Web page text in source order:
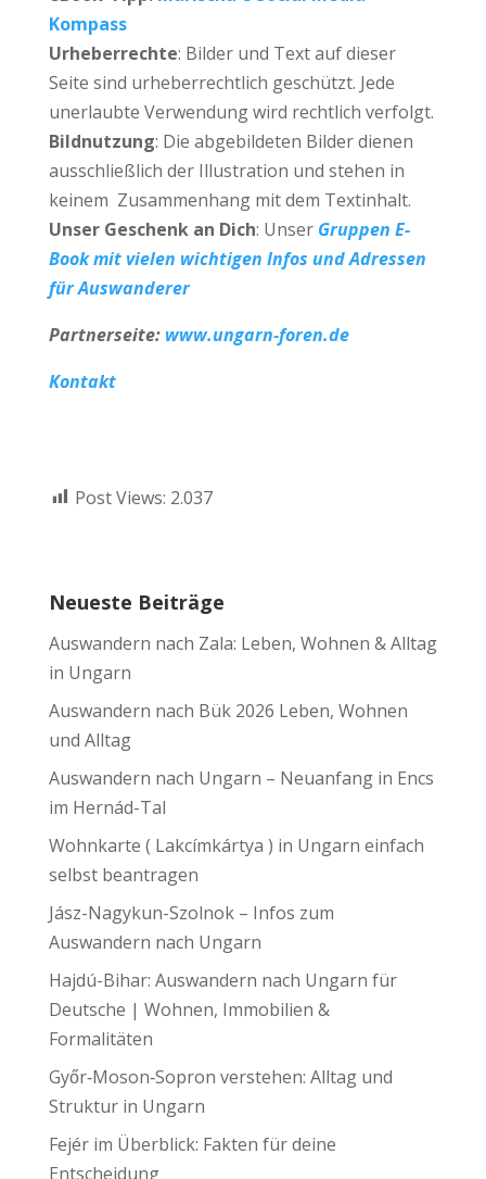
Kompass
Urheberrechte: Bilder und Text auf dieser
Seite sind urheberrechtlich geschützt. Jede
unerlaubte Verwendung wird rechtlich verfolgt.
Bildnutzung: Die abgebildeten Bilder dienen
ausschließlich der Illustration und stehen in
keinem Zusammenhang mit dem Textinhalt.
Unser Geschenk an Dich: Unser Gruppen E-
Book mit vielen wichtigen Infos und Adressen
für Auswanderer
Partnerseite: www.ungarn-foren.de
Kontakt
Post Views: 2.037
Neueste Beiträge
Auswandern nach Zala: Leben, Wohnen & Alltag
in Ungarn
Auswandern nach Bük 2026 Leben, Wohnen
und Alltag
Auswandern nach Ungarn – Neuanfang in Encs
im Hernád-Tal
Wohnkarte ( Lakcímkártya ) in Ungarn einfach
selbst beantragen
Jász-Nagykun-Szolnok – Infos zum
Auswandern nach Ungarn
Hajdú-Bihar: Auswandern nach Ungarn für
Deutsche | Wohnen, Immobilien &
Formalitäten
Győr‑Moson‑Sopron verstehen: Alltag und
Struktur in Ungarn
Fejér im Überblick: Fakten für deine
Entscheidung